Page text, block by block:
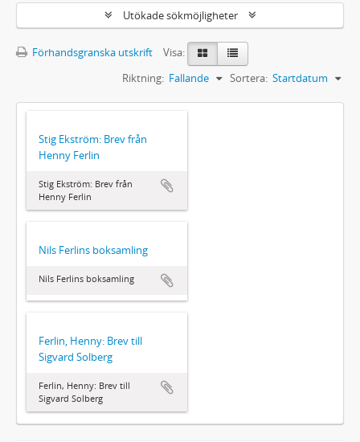
Utökade sökmöjligheter
Förhandsgranska utskrift
Visa:
Sortera: Startdatum
Riktning: Fallande
Stig Ekström: Brev från
Henny Ferlin
Stig Ekström: Brev från
Henny Ferlin
Nils Ferlins boksamling
Nils Ferlins boksamling
Ferlin, Henny: Brev till
Sigvard Solberg
Ferlin, Henny: Brev till
Sigvard Solberg